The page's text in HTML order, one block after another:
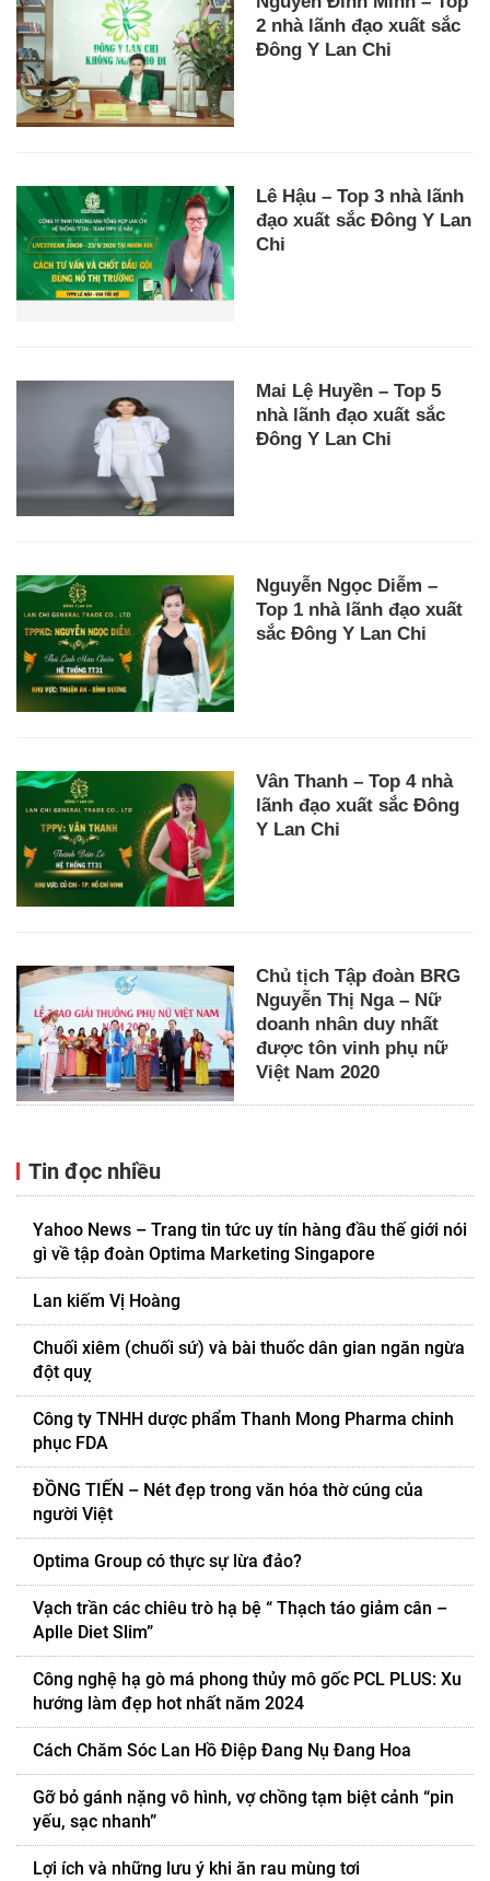
2 nhà lãnh đạo xuất sắc
Đông Y Lan Chi
Lê Hậu – Top 3 nhà lãnh
đạo xuất sắc Đông Y Lan
Chi
Mai Lệ Huyền – Top 5
nhà lãnh đạo xuất sắc
Đông Y Lan Chi
Nguyễn Ngọc Diễm –
Top 1 nhà lãnh đạo xuất
sắc Đông Y Lan Chi
Vân Thanh – Top 4 nhà
lãnh đạo xuất sắc Đông
Y Lan Chi
Chủ tịch Tập đoàn BRG
Nguyễn Thị Nga – Nữ
doanh nhân duy nhất
được tôn vinh phụ nữ
Việt Nam 2020
Tin đọc nhiều
Yahoo News – Trang tin tức uy tín hàng đầu thế giới nói
gì về tập đoàn Optima Marketing Singapore
Lan kiếm Vị Hoàng
Chuối xiêm (chuối sứ) và bài thuốc dân gian ngăn ngừa
đột quỵ
Công ty TNHH dược phẩm Thanh Mong Pharma chinh
phục FDA
ĐỒNG TIẾN – Nét đẹp trong văn hóa thờ cúng của
người Việt
Optima Group có thực sự lừa đảo?
Vạch trần các chiêu trò hạ bệ “ Thạch táo giảm cân –
Aplle Diet Slim”
Công nghệ hạ gò má phong thủy mô gốc PCL PLUS: Xu
hướng làm đẹp hot nhất năm 2024
Cách Chăm Sóc Lan Hồ Điệp Đang Nụ Đang Hoa
Gỡ bỏ gánh nặng vô hình, vợ chồng tạm biệt cảnh “pin
yếu, sạc nhanh”
Lợi ích và những lưu ý khi ăn rau mùng tơi